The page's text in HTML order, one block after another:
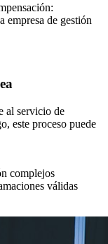
empresa de gestión
al servicio de
este proceso puede
complejos
válidas